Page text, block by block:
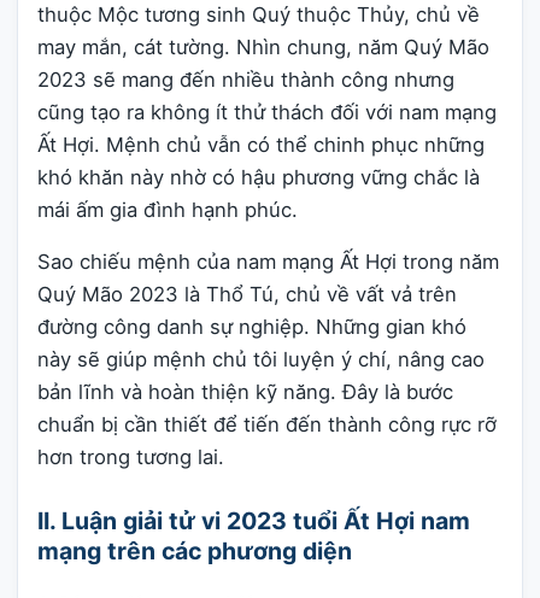
thuộc Mộc tương sinh Quý thuộc Thủy, chủ về
may mắn, cát tường. Nhìn chung, năm Quý Mão
2023 sẽ mang đến nhiều thành công nhưng
cũng tạo ra không ít thử thách đối với nam mạng
Ất Hợi. Mệnh chủ vẫn có thể chinh phục những
khó khăn này nhờ có hậu phương vững chắc là
mái ấm gia đình hạnh phúc.
Sao chiếu mệnh của nam mạng Ất Hợi trong năm
Quý Mão 2023 là Thổ Tú, chủ về vất vả trên
đường công danh sự nghiệp. Những gian khó
này sẽ giúp mệnh chủ tôi luyện ý chí, nâng cao
bản lĩnh và hoàn thiện kỹ năng. Đây là bước
chuẩn bị cần thiết để tiến đến thành công rực rỡ
hơn trong tương lai.
II. Luận giải tử vi 2023 tuổi Ất Hợi nam
mạng trên các phương diện